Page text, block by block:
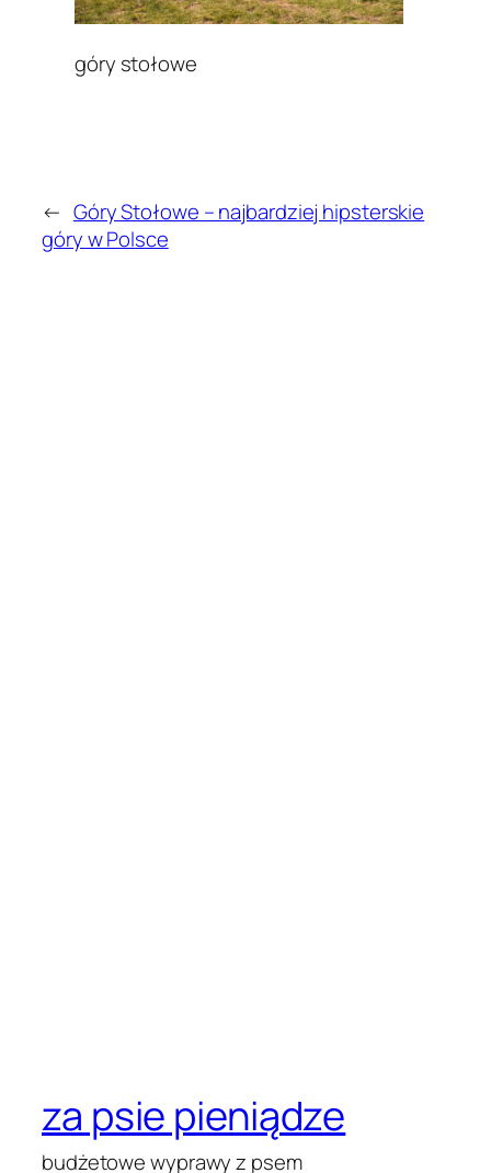
góry stołowe
← Góry Stołowe – najbardziej hipsterskie
góry w Polsce
za psie pieniądze
budżetowe wyprawy z psem